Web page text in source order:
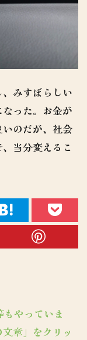
みすぼらしい
った。お金が
のだが、社会
当分変えるこ
やっていま
章」をクリッ